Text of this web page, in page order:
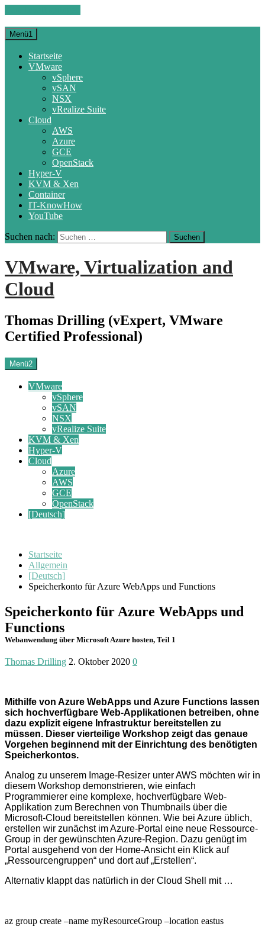
Menü1
Startseite
VMware
vSphere
vSAN
NSX
vRealize Suite
Cloud
AWS
Azure
GCE
OpenStack
Hyper-V
KVM & Xen
Container
IT-KnowHow
YouTube
Suchen nach:
VMware, Virtualization and
Cloud
Thomas Drilling (vExpert, VMware
Certified Professional)
Menü2
VMware
vSphere
vSAN
NSX
vRealize Suite
KVM & Xen
Hyper-V
Cloud
Azure
AWS
GCE
OpenStack
[Deutsch]
Startseite
Allgemein
[Deutsch]
Speicherkonto für Azure WebApps und Functions
Speicherkonto für Azure WebApps und
Functions
Webanwendung über Microsoft Azure hosten, Teil 1
Thomas Drilling 2. Oktober 2020 0
Mithilfe von Azure WebApps und Azure Functions lassen
sich hochverfügbare Web-Applikationen betreiben, ohne
dazu explizit eigene Infrastruktur bereitstellen zu
müssen. Dieser vierteilige Workshop zeigt das genaue
Vorgehen beginnend mit der Einrichtung des benötigten
Speicherkontos.
Analog zu unserem Image-Resizer unter AWS möchten wir in
diesem Workshop demonstrieren, wie einfach
Programmierer eine komplexe, hochverfügbare Web-
Applikation zum Berechnen von Thumbnails über die
Microsoft-Cloud bereitstellen können. Wie bei Azure üblich,
erstellen wir zunächst im Azure-Portal eine neue Ressource-
Group in der gewünschten Azure-Region. Dazu genügt im
Portal ausgehend von der Home-Ansicht ein Klick auf
„Ressourcengruppen“ und dort auf „Erstellen“.
Alternativ klappt das natürlich in der Cloud Shell mit …
az group create –name myResourceGroup –location eastus